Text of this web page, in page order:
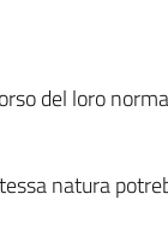
del loro
natura